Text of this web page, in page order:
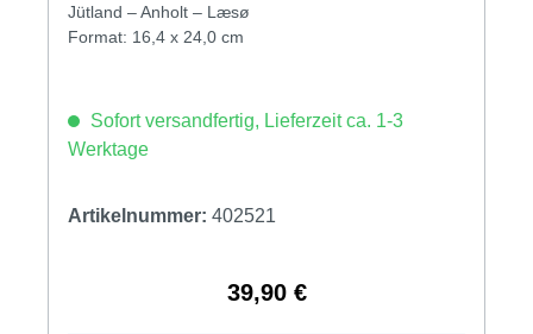
Jütland – Anholt – Læsø
Format: 16,4 x 24,0 cm
Sofort versandfertig, Lieferzeit ca. 1-3
Werktage
Artikelnummer: 402521
Regulärer Preis:
39,90 €